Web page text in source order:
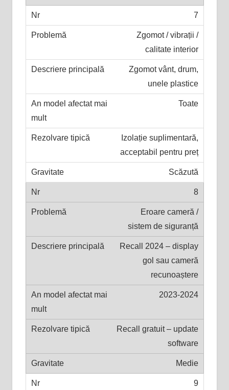
7
Zgomot / vibrații /
calitate interior
Zgomot vânt, drum,
unele plastice
Toate
Izolație suplimentară,
acceptabil pentru preț
Scăzută
8
Eroare cameră /
sistem de siguranță
Recall 2024 – display
gol sau cameră
recunoaștere
2023-2024
Recall gratuit – update
software
Medie
9